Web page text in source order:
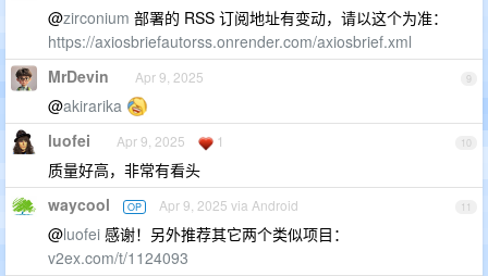
@zirconium 部署的 RSS 订阅地址有变动，请以这个为准：
https://axiosbriefautorss.onrender.com/axiosbrief.xml
9
MrDevin Apr 9, 2025
@akirarika
10
luofei Apr 9, 2025 1
质量好高，非常有看头
11
waycool OP Apr 9, 2025 via Android
@luofei 感谢！另外推荐其它两个类似项目：
v2ex.com/t/1124093